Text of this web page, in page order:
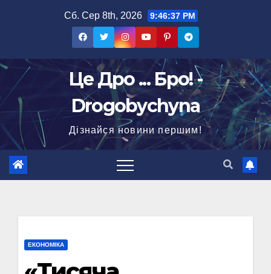
Сб. Сер 8th, 2026 9:46:38 PM
Це Дро ... Бро! -
Drogobychyna
Дізнайся новини першим!
ЕКОНОМІКА